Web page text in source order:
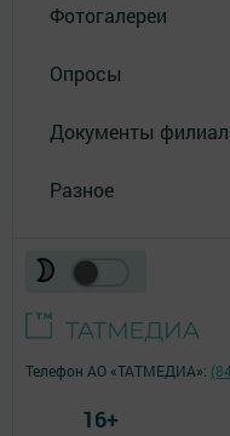
Фотогалереи
Опросы
Документы
Разное
Телефон АО «ТАТМЕДИА»:
16+